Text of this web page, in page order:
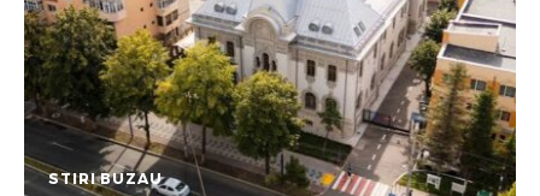
STIRI BUZAU